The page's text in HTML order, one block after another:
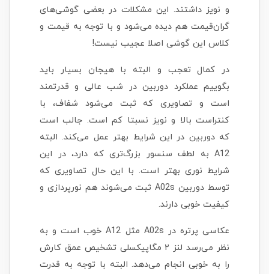
و نویز داشتند. این مشکلات در بعضی گوشی‌های
گران‌قیمت هم دیده می‌شود و با توجه به قیمت و
کلاس این گوشی اصلا عجیب نیست!
در کمال تعجب و البته با هیجان بسیار باید
بگوییم عملکرد دوربین در شب عالی و قدرتمند
است و تصاویری که ثبت می‌شود شفاف، با
کنتراست بالا و نویز نسبتا کم است. جالب است
که دوربین در این شرایط بهتر عمل می‌کند. البته
A12 به لطف سنسور بزرگ‌تری که دارد، در این
شرایط نوری بهتر است. با این حال تصاویری که
توسط دوربین A02s ثبت می‌شوند هم نورپردازی و
کیفیت خوبی دارند.
عکاسی پرتره در A02s مثل A12 خوب است و به
نظر می‌رسد لنز ۲ مگاپیکسلی تشخیص عمق کارش
را به خوبی انجام می‌دهد. البته با توجه به قدرت